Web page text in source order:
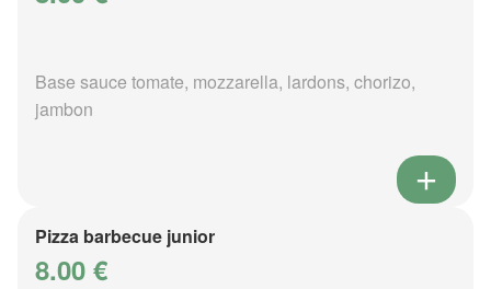
Base sauce tomate, mozzarella, lardons, chorizo,
jambon
Pizza barbecue junior
8.00 €